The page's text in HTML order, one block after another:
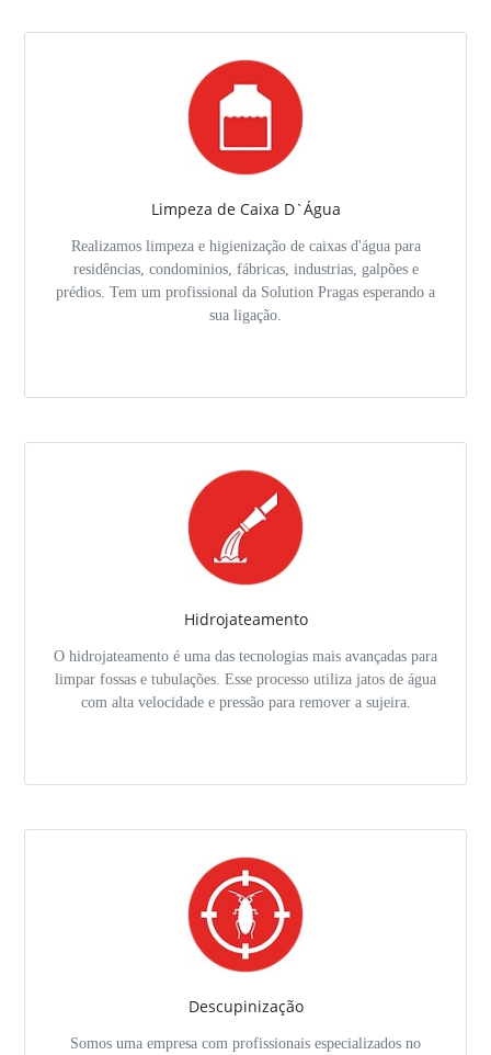
Limpeza de Caixa D`Água
Realizamos limpeza e higienização de caixas d'água para
residências, condominios, fábricas, industrias, galpões e
prédios. Tem um profissional da Solution Pragas esperando a
sua ligação.
Hidrojateamento
O hidrojateamento é uma das tecnologias mais avançadas para
limpar fossas e tubulações. Esse processo utiliza jatos de água
com alta velocidade e pressão para remover a sujeira.
Descupinização
Somos uma empresa com profissionais especializados no